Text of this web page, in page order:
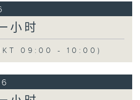
小时
09:00 - 10:00)